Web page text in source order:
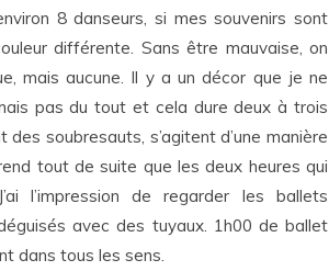
8 danseurs, si mes souvenirs sont
différente. Sans être mauvaise, on
mais aucune. Il y a un décor que je ne
pas du tout et cela dure deux à trois
soubresauts, s’agitent d’une manière
tout de suite que les deux heures qui
l’impression de regarder les ballets
avec des tuyaux. 1h00 de ballet
dans tous les sens.